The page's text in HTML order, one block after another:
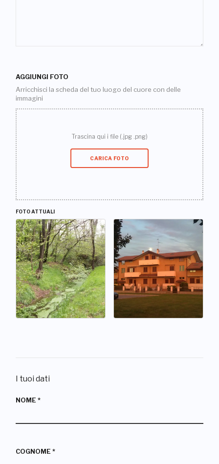
AGGIUNGI FOTO
Arricchisci la scheda del tuo luogo del cuore con delle
immagini
Trascina qui i file (.jpg .png)
CARICA FOTO
FOTO ATTUALI
I tuoi dati
NOME *
COGNOME *